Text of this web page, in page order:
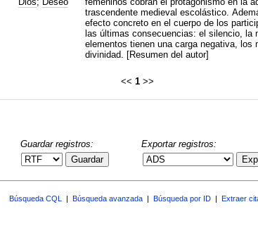
trascendente medieval escolástico.
efecto concreto en el cuerpo de los
las últimas consecuencias: el silencio, la
elementos tienen una carga negativa,
divinidad. [Resumen del autor]
<< 1 >>
Guardar registros:
Guardar
Exportar registros:
Búsqueda CQL Búsqueda avanzada Búsqueda por ID Extraer